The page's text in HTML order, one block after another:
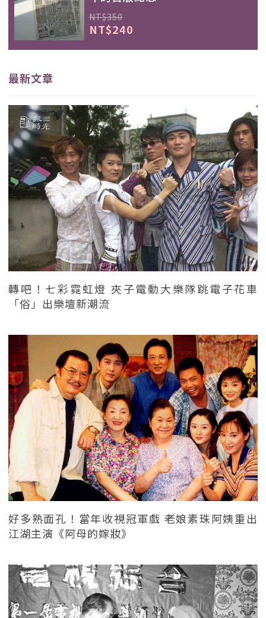
NT$350
NT$240
最新文章
轉吧！七彩霓虹燈 夾子電動大樂隊跳電子花車
「俗」出樂壇新潮流
好多熟面孔！當年收視冠軍戲 老娘素珠阿姨重出
江湖主演《阿母的嫁妝》